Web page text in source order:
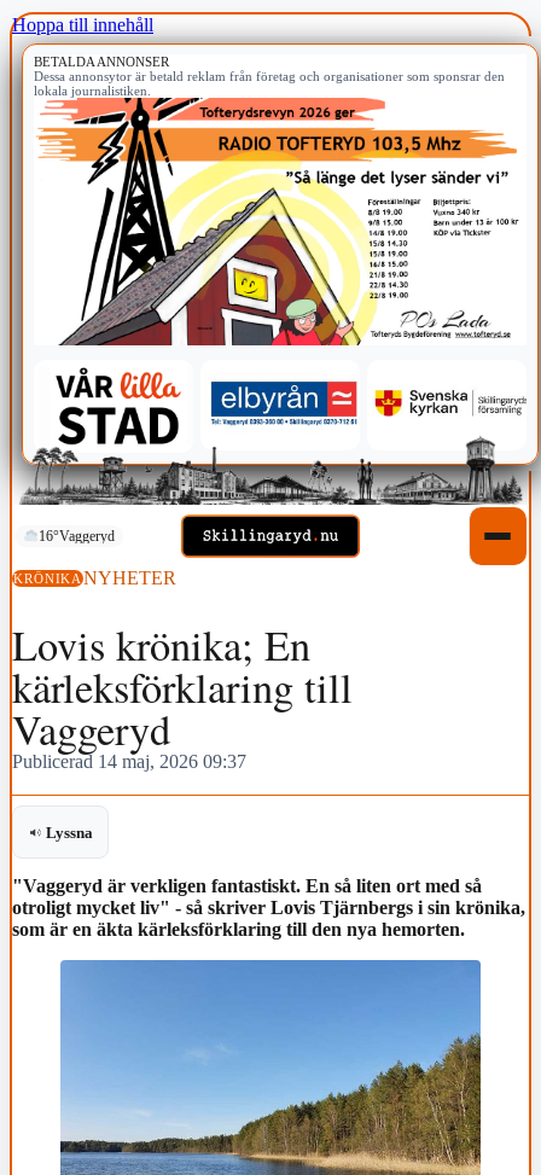
Hoppa till innehåll
BETALDA ANNONSER
Dessa annonsytor är betald reklam från företag och organisationer som sponsrar den
lokala journalistiken.
16°Vaggeryd
KRÖNIKANYHETER
Lovis krönika; En
kärleksförklaring till
Vaggeryd
Publicerad 14 maj, 2026 09:37
Lyssna
"Vaggeryd är verkligen fantastiskt. En så liten ort med så
otroligt mycket liv" - så skriver Lovis Tjärnbergs i sin krönika,
som är en äkta kärleksförklaring till den nya hemorten.